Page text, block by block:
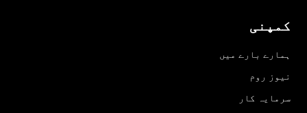
کمپنی
ہمارے بارے میں
نیوز روم
سرمایہ کار